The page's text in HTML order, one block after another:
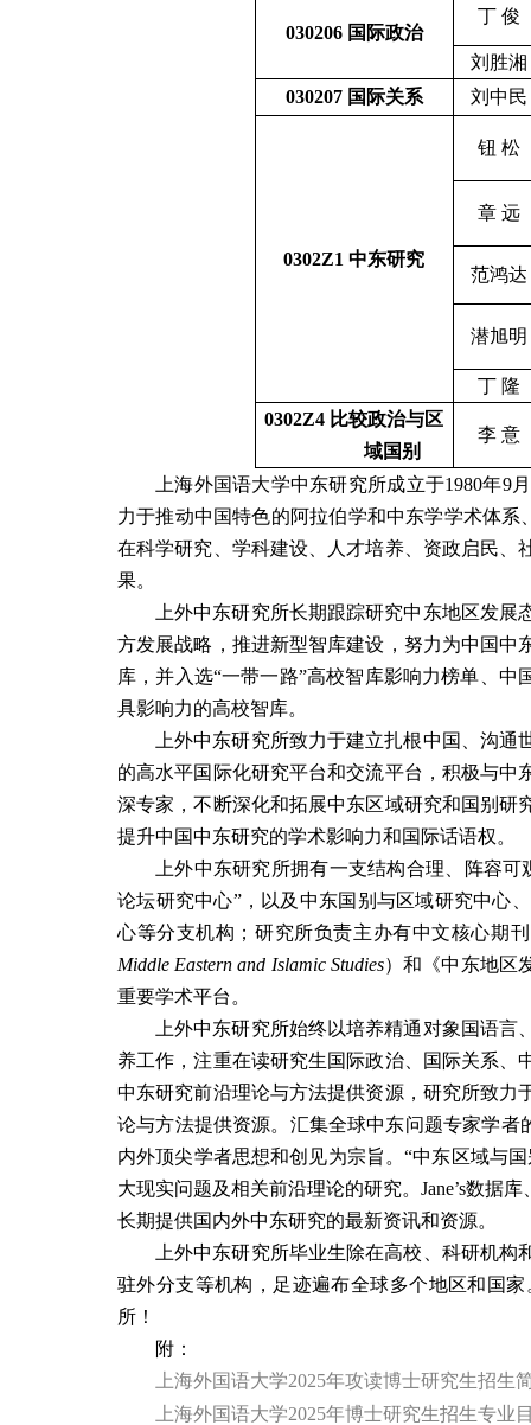
030206 国际政治
丁 俊
刘胜湘
030207 国际关系 刘中民
0302Z1中东研究
钮 松
章 远
范鸿达
潜旭明
丁 隆
0302Z4 比较政治与区
域国别
李 意
上海外国语大学中东研究所成立于1980年9
力于推动中国特色的阿拉伯学和中东学学术体系
在科学研究、学科建设、人才培养、资政启民
果。
上外中东研究所长期跟踪研究中东地区发
方发展战略，推进新型智库建设，努力为中国
库，并入选“一带一路”高校智库影响力榜单、中
具影响力的高校智库。
上外中东研究所致力于建立扎根中国、沟
的高水平国际化研究平台和交流平台，积极与
深专家，不断深化和拓展中东区域研究和国别
提升中国中东研究的学术影响力和国际话语权。
上外中东研究所拥有一支结构合理、阵容
论坛研究中心”，以及中东国别与区域研究中心
心等分支机构；研究所负责主办有中文核心期
Middle Eastern and Islamic Studies）和《中东地区
重要学术平台。
上外中东研究所始终以培养精通对象国语
养工作，注重在读研究生国际政治、国际关系
中东研究前沿理论与方法提供资源，研究所致
论与方法提供资源。汇集全球中东问题专家学者
内外顶尖学者思想和创见为宗旨。“中东区域与
大现实问题及相关前沿理论的研究。Jane’s数据库
长期提供国内外中东研究的最新资讯和资源。
上外中东研究所毕业生除在高校、科研机
驻外分支等机构，足迹遍布全球多个地区和国
所！
附：
上海外国语大学2025年攻读博士研究生招生
上海外国语大学2025年博士研究生招生专业